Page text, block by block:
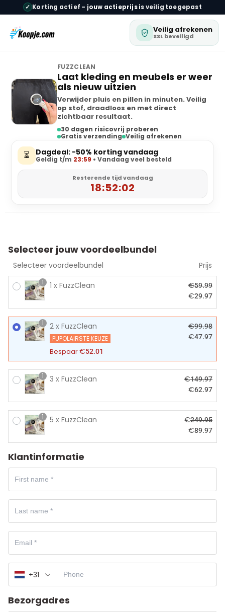
✓ Korting actief – jouw actieprijsis veilig toegepast
Veilig afrekenen
SSL beveiligd
FUZZCLEAN
Laat kleding en meubels er weer
als nieuw uitzien
Verwijder pluis en pillen in minuten. Veilig
op stof, draadloos en met direct
zichtbaar resultaat.
30 dagen risicovrij proberen
Gratis verzending Veilig afrekenen
⏳ Dagdeal: -50% korting vandaag
Geldig t/m 23:59 • Vandaag veel besteld
Resterende tijd vandaag
18:52:01
Selecteer jouw voordeelbundel
Selecteer voordeelbundel Prijs
1 1 x FuzzClean €59.99
€29.97
1 2 x FuzzClean
PUPOLAIRSTE KEUZE
Bespaar€52.01
€99.98
€47.97
1 3 x FuzzClean €149.97
€62.97
1 5 x FuzzClean €249.95
€89.97
Klantinformatie
+31
Bezorgadres